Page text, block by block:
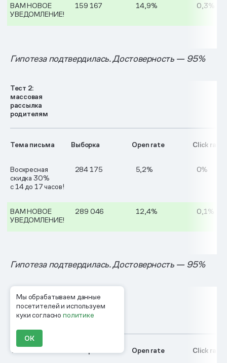
Мы обрабатываем данные
посетителей и используем
куки согласнополитике
ОК
ВАМ НОВОЕ
УВЕДОМЛЕНИЕ!
159 167 14,9% 0,3%
Гипотеза подтвердилась. Достоверность — 95%
Тест 2:
массовая
рассылка
родителям
Тема письма Выборка Open rate Click rate
Воскресная
скидка 30%
с 14 до 17 часов!
284 175 5,2% 0%
ВАМ НОВОЕ
УВЕДОМЛЕНИЕ!
289 046 12,4% 0,1%
Гипотеза подтвердилась. Достоверность — 95%
Тест 3:
массовая
рассылка
школьникам
Тема письма Open rate Click rate